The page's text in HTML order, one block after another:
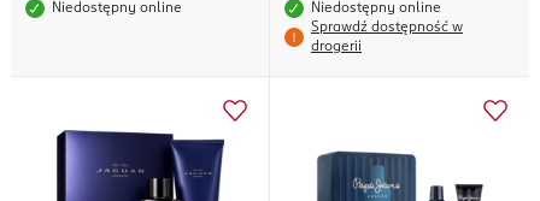
Niedostępny online
Niedostępny online
Sprawdź dostępność w
drogerii